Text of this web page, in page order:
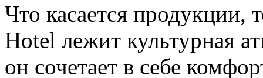
Что касается продукции,
Hotel лежит культурная
он сочетает в себе